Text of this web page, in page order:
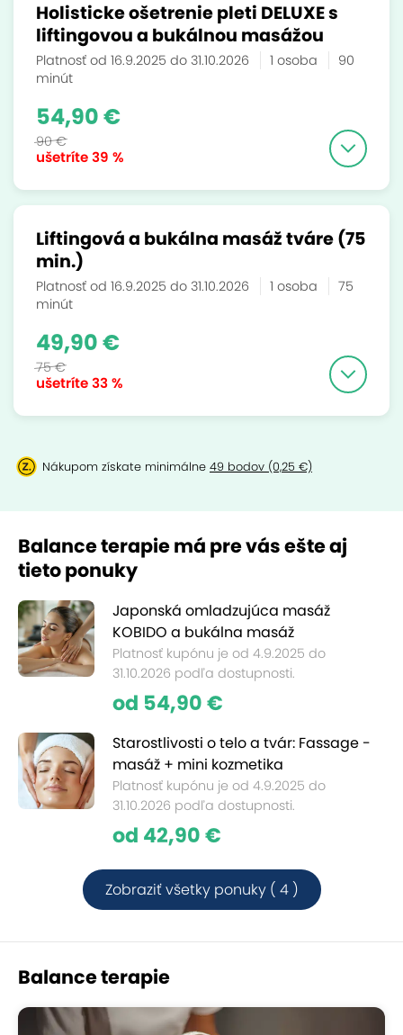
Holisticke ošetrenie pleti DELUXE s
liftingovou a bukálnou masážou
Platnosť od 16.9.2025 do 31.10.2026 1 osoba
90
minút
ušetríte39 %
54,90 €
90 €
Liftingová a bukálna masáž tváre (75
min.)
Platnosť od 16.9.2025 do 31.10.2026 1 osoba
75
minút
ušetríte33 %
49,90 €
75 €
Nákupom získate minimálne 49 bodov (0,25 €)
Balance terapie má pre vás ešte aj
tieto ponuky
Japonská omladzujúca masáž
KOBIDO a bukálna masáž
Platnosť kupónu je od 4.9.2025 do
31.10.2026 podľa dostupnosti.
od 54,90 €
Starostlivosti o telo a tvár: Fassage -
masáž + mini kozmetika
Platnosť kupónu je od 4.9.2025 do
31.10.2026 podľa dostupnosti.
od 42,90 €
Zobraziť všetky ponuky ( 4 )
Balance terapie